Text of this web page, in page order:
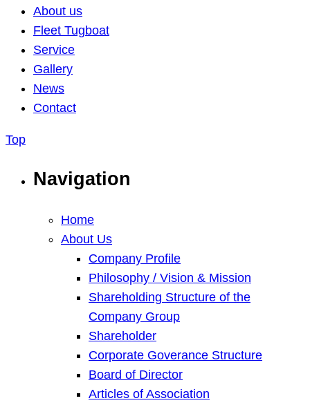
About us
Fleet Tugboat
Service
Gallery
News
Contact
Top
Navigation
Home
About Us
Company Profile
Philosophy / Vision & Mission
Shareholding Structure of the
Company Group
Shareholder
Corporate Goverance Structure
Board of Director
Articles of Association